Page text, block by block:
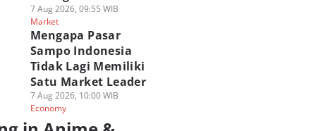
7 Aug 2026, 09:55 WIB
Market
Mengapa Pasar
Sampo Indonesia
Tidak Lagi Memiliki
Satu Market Leader
7 Aug 2026, 10:00 WIB
Economy